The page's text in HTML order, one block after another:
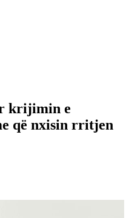
krijimin e
që nxisin rritjen